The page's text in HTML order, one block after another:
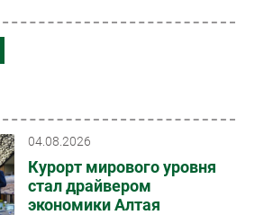
04.08.2026
Курорт мирового уровня
стал драйвером
экономики Алтая